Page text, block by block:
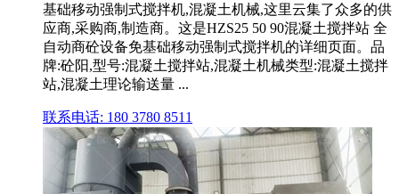
基础移动强制式搅拌机,混凝土机械,这里云集了众多的供
应商,采购商,制造商。这是HZS25 50 90混凝土搅拌站 全
自动商砼设备免基础移动强制式搅拌机的详细页面。品
牌:砼阳,型号:混凝土搅拌站,混凝土机械类型:混凝土搅拌
站,混凝土理论输送量 ...
联系电话: 180 3780 8511